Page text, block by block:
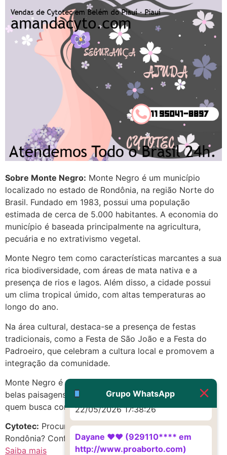
Sobre Monte Negro: Monte Negro é um município
localizado no estado de Rondônia, na região Norte do
Brasil. Fundado em 1983, possui uma população
estimada de cerca de 5.000 habitantes. A economia do
município é baseada principalmente na agricultura,
pecuária e no extrativismo vegetal.
Monte Negro tem como características marcantes a sua
rica biodiversidade, com áreas de mata nativa e a
presença de rios e lagos. Além disso, a cidade possui
um clima tropical úmido, com altas temperaturas ao
longo do ano.
Na área cultural, destaca-se a presença de festas
tradicionais, como a Festa de São João e a Festa do
Padroeiro, que celebram a cultura local e promovem a
integração da comunidade.
Monte Negro é um local tranquilo e acolhedor, com
belas paisagens naturais, sendo uma boa opção para
quem busca contato com a natureza e tranquilidade.
Cytotec: Procurando Cytotec em Monte Negro,
Rondônia? Confira as melhores opções!
Saiba mais
Grupo WhatsApp
G (1199866**** em
http://www.proaborto.com)
Mulheres vocês sabem dizer
quem já tomou os remédio se
depois que para de menstruar
começa a sair um líquido
transparente, se é normal ?
22/05/2026 17:10:05
(879121**** em
http://www.proaborto.com)
Deve ser normal
22/05/2026 17:19:15
(879121**** em
http://www.proaborto.com)
Eu acho, não sei
22/05/2026 17:19:16
(879121**** em
http://www.proaborto.com)
22/05/2026 17:19:47
G (1199866**** em
http://www.proaborto.com)
Muito obrigadaaaaa
22/05/2026 17:38:26
Dayane ♥️♥️ (929110**** em
http://www.proaborto.com)